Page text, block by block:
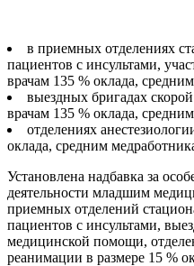
в приемных отделениях
пациентов с инсультами,
врачам 135 % оклада,
выездных бригадах
врачам 135 % оклада,
отделениях
оклада, средним
Установлена надбавка за
деятельности младшим
приемных отделений
пациентов с инсультами,
медицинской помощи,
реанимации в размере 15 %